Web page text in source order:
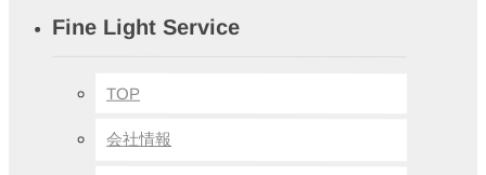
Fine Light Service
TOP
会社情報